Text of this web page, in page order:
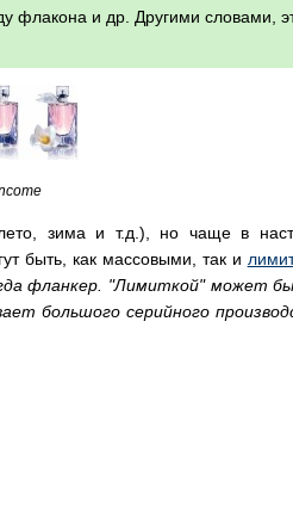
флакона и др. Другими словами,
зима и т.д.), но чаще в
быть, как массовыми, так и
фланкер. "Лимиткой" может
большого серийного